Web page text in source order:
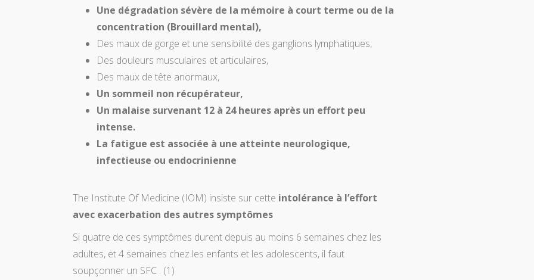
Une dégradation sévère de la mémoire à court terme ou de la
concentration (Brouillard mental),
Des maux de gorge et une sensibilité des ganglions lymphatiques,
Des douleurs musculaires et articulaires,
Des maux de tête anormaux,
Un sommeil non récupérateur,
Un malaise survenant 12 à 24 heures après un effort peu
intense.
La fatigue est associée à une atteinte neurologique,
infectieuse ou endocrinienne
The Institute Of Medicine (IOM) insiste sur cette intolérance à l’effort
avec exacerbation des autres symptômes
Si quatre de ces symptômes durent depuis au moins 6 semaines chez les
adultes, et 4 semaines chez les enfants et les adolescents, il faut
soupçonner un SFC . (1)